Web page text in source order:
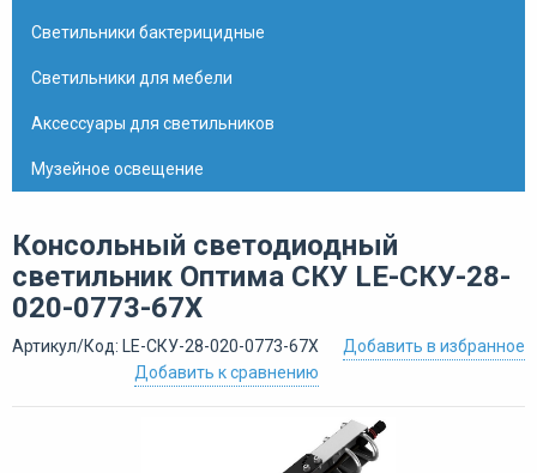
Светильники бактерицидные
Светильники для мебели
Аксессуары для светильников
Музейное освещение
Консольный светодиодный
светильник Оптима СКУ LE-СКУ-28-
020-0773-67Х
Артикул/Код: LE-СКУ-28-020-0773-67Х
Добавить в избранное
Добавить к сравнению